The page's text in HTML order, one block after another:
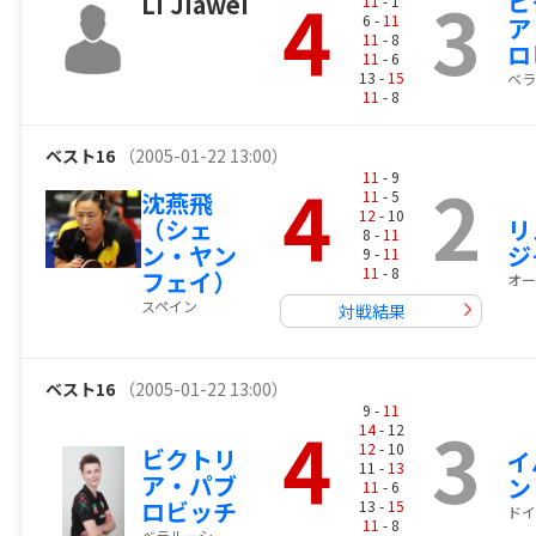
4
6 - 11
11 - 8
11 - 6
13 - 15
11 - 8 3 ベ
ベスト16 （2005-01-22 13:00）
沈燕飛
（シェ
ン・ヤン
フェイ）
スペイン
4 11 - 9
11 - 5
12 - 10
8 - 11
9 - 11
11 - 8 2
対戦結果
オ
ベスト16 （2005-01-22 13:00）
ビクトリ
ア・パブ
ロビッチ 4 9 - 11
14- 12
12 - 10
11 - 13
11 - 6
13 - 15
11 - 8 3 ン
ド